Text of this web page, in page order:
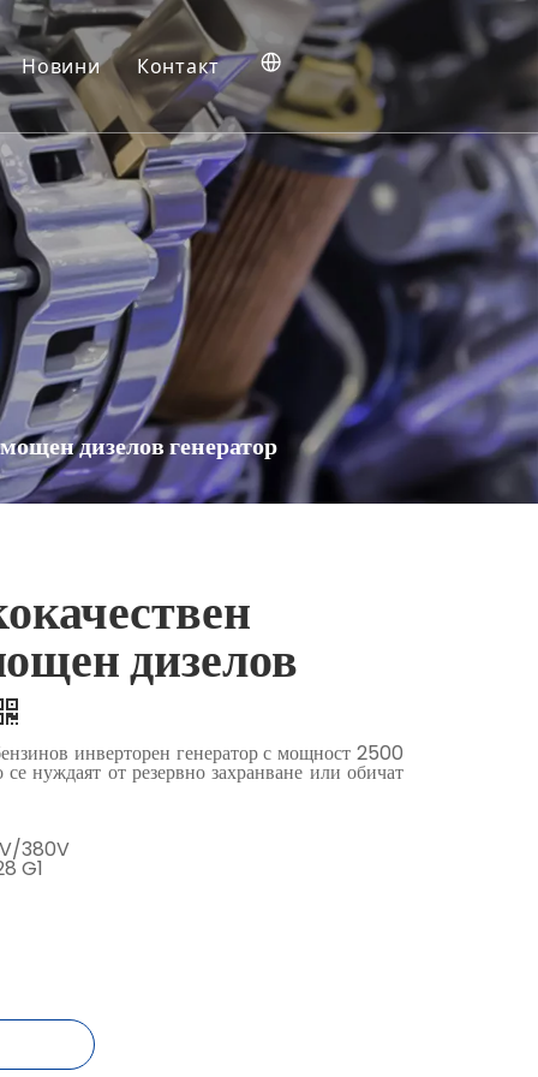
Новини Контакт
дизелов генератор
дизелов
инверторен генератор с мощност 2500
нуждаят от резервно захранване или обичат
380V
G1